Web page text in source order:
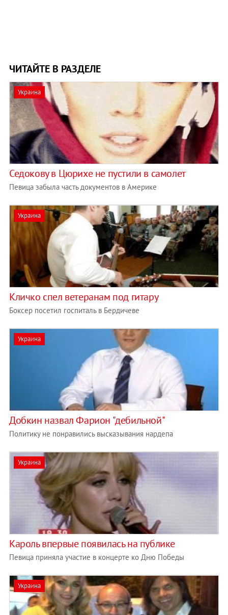
ЧИТАЙТЕ В РАЗДЕЛЕ
Украина
Седокову в Цюрихе не пустили в самолет
Певица забыла часть документов в Америке
Украина
Кличко спел ветеранам под гитару
Боксер посетил госпиталь в Бердичеве
Украина
Добкин назвал Фарион "дебильной"
Политику не понравились высказывания нардепа
Украина
Кароль впервые появилась на публике
Певица приняла участие в концерте ко Дню Победы
Украина